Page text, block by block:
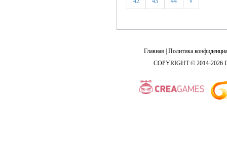
Главная Политика
COPYRIGHT © 2014-2026